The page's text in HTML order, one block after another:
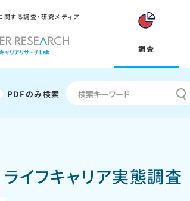
関する調査・研究メディア
調査
PDFのみ検索
イフキャリア実態調